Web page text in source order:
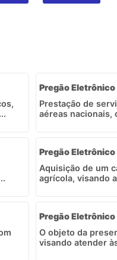
Pregão
Prestação de
aéreas nacionais,
Pregão
Aquisição de um
agrícola, visando
Pregão
O objeto da
visando atender